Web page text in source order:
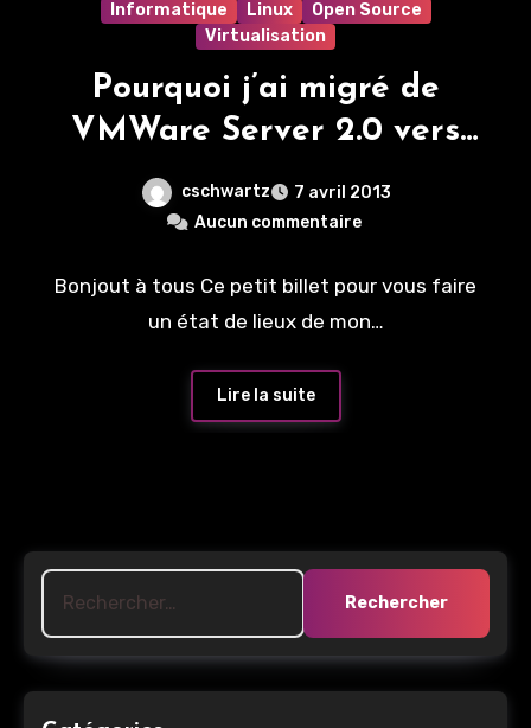
Informatique Linux
Open Source
Virtualisation
Pourquoi j’ai migré de
VMWare Server 2.0 vers
cschwartz
7 avril 2013
Aucun commentaire
Bonjout à tous Ce petit billet pour vous faire
un état de lieux de mon…
Lire la suite
Rechercher :